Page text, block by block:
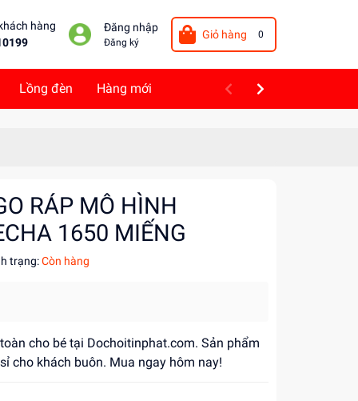
hàng
Đăng nhập
Đăng ký
Giỏ hàng 0
Lồng đèn Hàng mới
RÁP MÔ HÌNH
1650 MIẾNG
trạng:Còn hàng
cho bé tại Dochoitinphat.com. Sản phẩm
cho khách buôn. Mua ngay hôm nay!